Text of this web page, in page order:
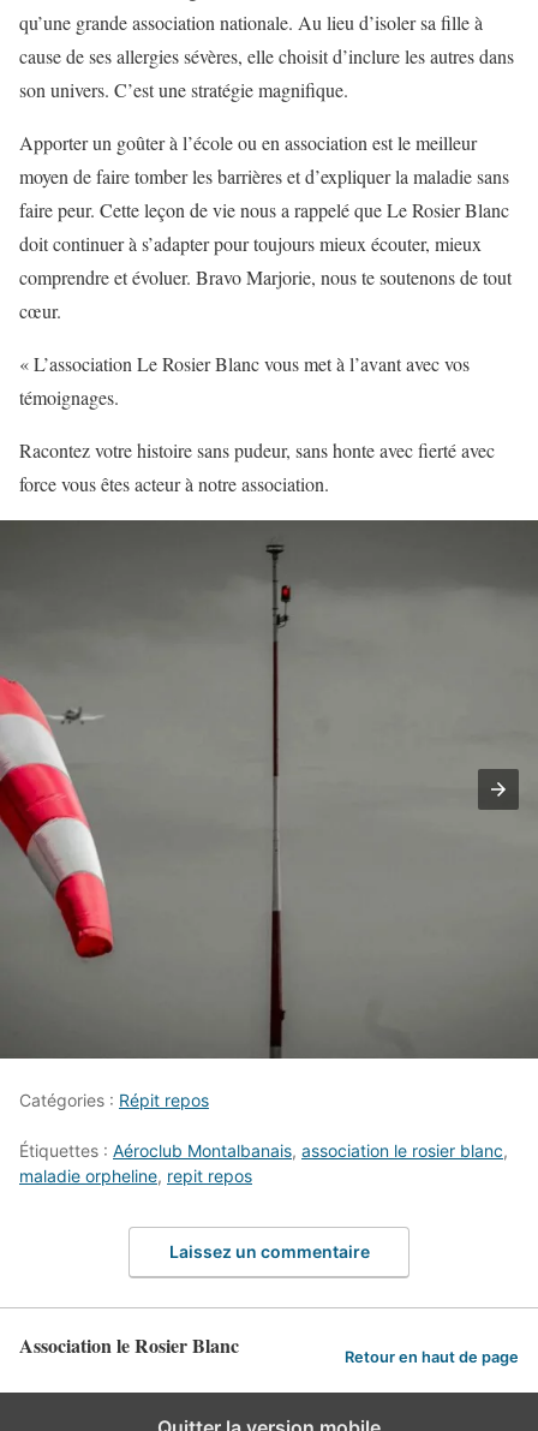
qu’une grande association nationale. Au lieu d’isoler sa fille à
cause de ses allergies sévères, elle choisit d’inclure les autres dans
son univers. C’est une stratégie magnifique.
Apporter un goûter à l’école ou en association est le meilleur
moyen de faire tomber les barrières et d’expliquer la maladie sans
faire peur. Cette leçon de vie nous a rappelé que Le Rosier Blanc
doit continuer à s’adapter pour toujours mieux écouter, mieux
comprendre et évoluer. Bravo Marjorie, nous te soutenons de tout
cœur.
« L’association Le Rosier Blanc vous met à l’avant avec vos
témoignages.
Racontez votre histoire sans pudeur, sans honte avec fierté avec
force vous êtes acteur à notre association.
Catégories : Répit repos
Étiquettes : Aéroclub Montalbanais, association le rosier blanc,
maladie orpheline, repit repos
Laissez un commentaire
Association le Rosier Blanc Retour en haut de page